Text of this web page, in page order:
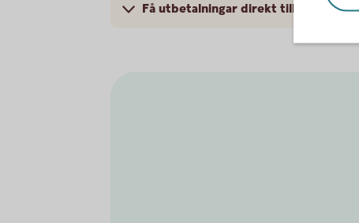
Få utbetalningar direkt till ditt konto